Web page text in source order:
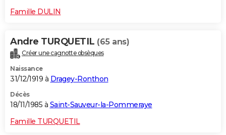
Famille DULIN
Andre TURQUETIL (65 ans)
Créer une cagnotte obsèques
Naissance
31/12/1919 à Dragey-Ronthon
Décès
18/11/1985 à Saint-Sauveur-la-Pommeraye
Famille TURQUETIL